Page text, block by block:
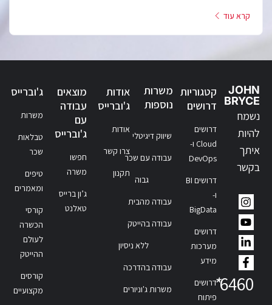
קרא עוד
JOHN
BRYCE
נשמח
להיות
איתך
בקשר
6460
*
קטגוריות
דרושים
דרושים
Cloud ו-
DevOps
דרושים BI
ו-
BigData
דרושים
מערכות
מידע
דרושים
פיתוח
משרות
נוספות
שיווק דיגיטלי
עבודה עם שכר
גבוה
עבודה מהבית
עבודה בהייטק
ללא ניסיון
עבודה בהדרכה
משרות ג'וניורים
אודות
ג'וברייס
אודות
צרו קשר
תקנון
מוצאים
עבודה
עם
ג'וברייס
חפשו
משרה
ג’ון ברייס
טאלנט
ג'וברייס
משרות
טבלאות
שכר
טיפים
ומאמרים
קורסי
הכשרה
לעולם
ההייטק
קורסים
מקצועיים